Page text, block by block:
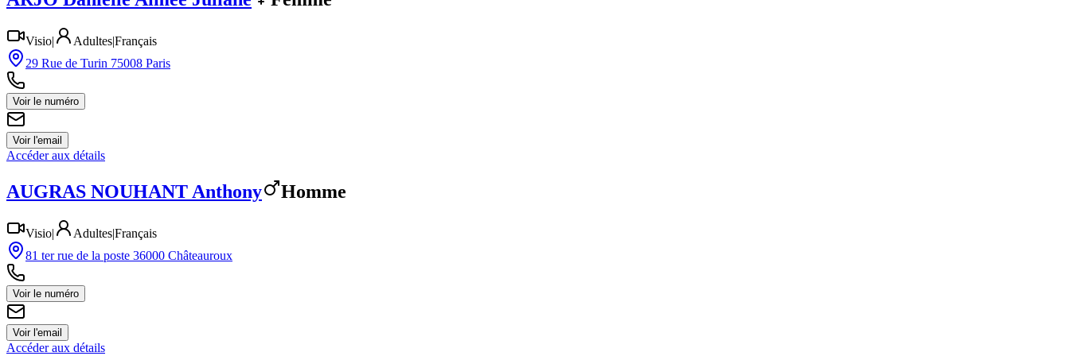
Visio| Adultes|Français
29 Rue de Turin 75008 Paris
Voir le numéro
Voir l'email
Accéder aux détails
AUGRAS NOUHANT Anthony Homme
Visio| Adultes|Français
81 ter rue de la poste 36000 Châteauroux
Voir le numéro
Voir l'email
Accéder aux détails